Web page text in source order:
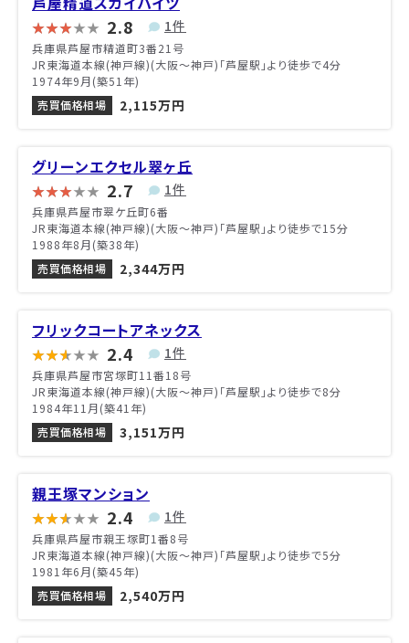
2.8 1件
兵庫県芦屋市精道町3番21号
JR東海道本線(神戸線)(大阪～神戸)「芦屋駅」より徒歩で4分
1974年9月(築51年)
売買価格相場
2,115万円
グリーンエクセル翠ヶ丘
2.7 1件
兵庫県芦屋市翠ケ丘町6番
JR東海道本線(神戸線)(大阪～神戸)「芦屋駅」より徒歩で15分
1988年8月(築38年)
売買価格相場
2,344万円
フリックコートアネックス
2.4 1件
兵庫県芦屋市宮塚町11番18号
JR東海道本線(神戸線)(大阪～神戸)「芦屋駅」より徒歩で8分
1984年11月(築41年)
売買価格相場
3,151万円
親王塚マンション
2.4 1件
兵庫県芦屋市親王塚町1番8号
JR東海道本線(神戸線)(大阪～神戸)「芦屋駅」より徒歩で5分
1981年6月(築45年)
売買価格相場
2,540万円